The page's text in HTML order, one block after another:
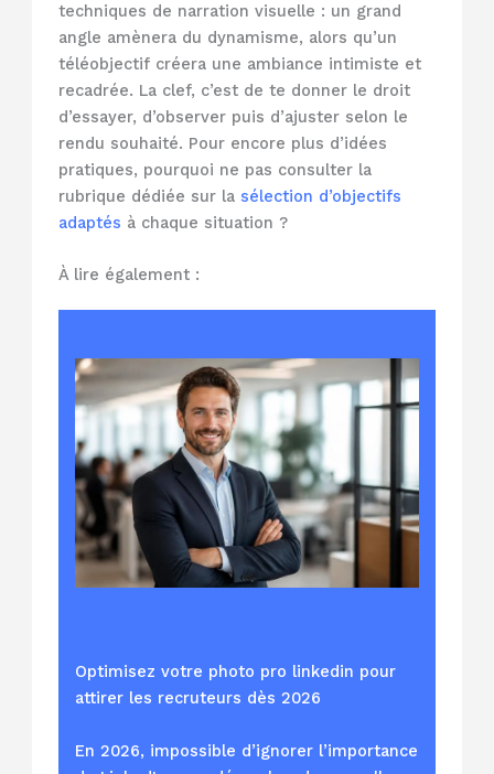
techniques de narration visuelle : un grand
angle amènera du dynamisme, alors qu’un
téléobjectif créera une ambiance intimiste et
recadrée. La clef, c’est de te donner le droit
d’essayer, d’observer puis d’ajuster selon le
rendu souhaité. Pour encore plus d’idées
pratiques, pourquoi ne pas consulter la
rubrique dédiée sur lasélection d’objectifs
adaptés à chaque situation ?
À lire également :
Optimisez votre photo pro linkedin pour
attirer les recruteurs dès 2026
En 2026, impossible d’ignorer l’importance